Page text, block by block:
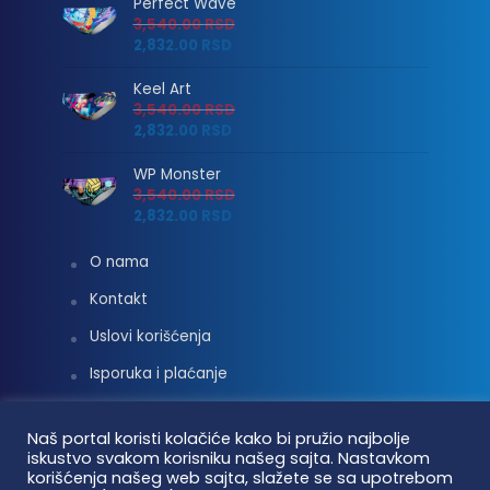
3,540.00RSD
2,832.00 RSD
Keel Art
3,540.00RSD
2,832.00 RSD
WP Monster
3,540.00RSD
2,832.00 RSD
O nama
Kontakt
Uslovi korišćenja
Isporuka i plaćanje
Moj nalog
Naš portal koristi kolačiće kako bi pružio najbolje
iskustvo svakom korisniku našeg sajta. Nastavkom
korišćenja našeg web sajta, slažete se sa upotrebom